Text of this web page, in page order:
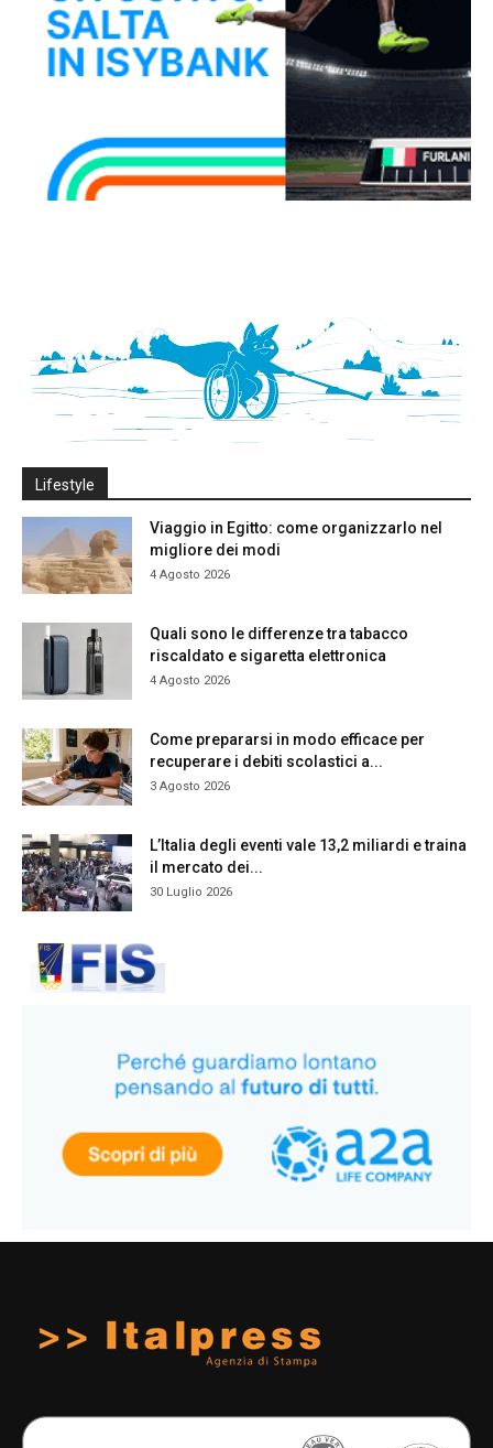
Lifestyle
Viaggio in Egitto: come organizzarlo nel
migliore dei modi
4 Agosto 2026
Quali sono le differenze tra tabacco
riscaldato e sigaretta elettronica
4 Agosto 2026
Come prepararsi in modo efficace per
recuperare i debiti scolastici a...
3 Agosto 2026
L’Italia degli eventi vale 13,2 miliardi e traina
il mercato dei...
30 Luglio 2026